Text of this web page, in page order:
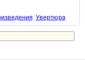
Увертюра